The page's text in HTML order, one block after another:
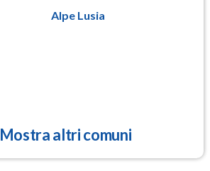
Alpe Lusia
Mostra altri comuni